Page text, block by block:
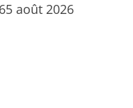
5 août 2026